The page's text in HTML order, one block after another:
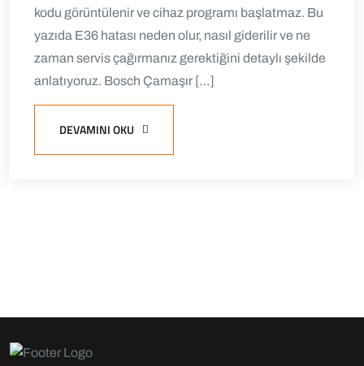
kodu görüntülenir ve cihaz programı başlatmaz. Bu
yazıda E36 hatası neden olur, nasıl giderilir ve ne
zaman servis çağırmanız gerektiğini detaylı şekilde
anlatıyoruz. Bosch Çamaşır […]
DEVAMINI OKU